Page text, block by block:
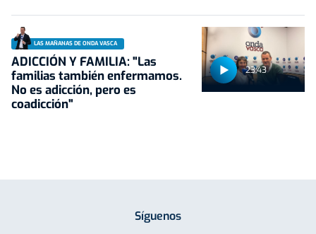
23:43
LAS MAÑANAS DE ONDA VASCA
ADICCIÓN Y FAMILIA: "Las
familias también enfermamos.
No es adicción, pero es
coadicción"
Síguenos